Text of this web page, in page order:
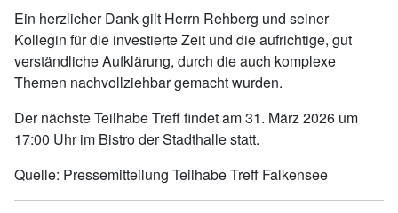
Ein herzlicher Dank gilt Herrn Rehberg und seiner
Kollegin für die investierte Zeit und die aufrichtige, gut
verständliche Aufklärung, durch die auch komplexe
Themen nachvollziehbar gemacht wurden.
Der nächste Teilhabe Treff findet am 31. März 2026 um
17:00 Uhr im Bistro der Stadthalle statt.
Quelle: Pressemitteilung Teilhabe Treff Falkensee